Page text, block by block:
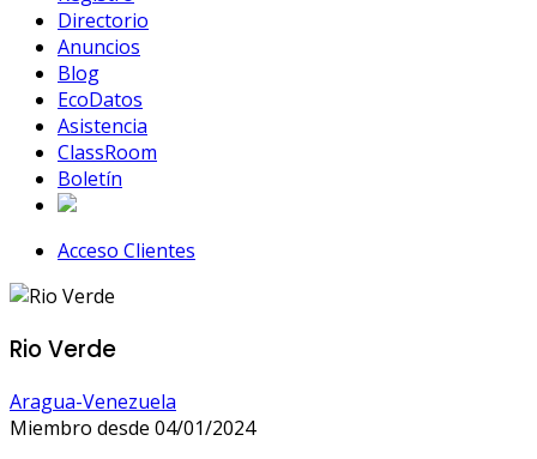
Directorio
Anuncios
Blog
EcoDatos
Asistencia
ClassRoom
Boletín
Acceso Clientes
Rio Verde
Aragua-Venezuela
Miembro desde 04/01/2024